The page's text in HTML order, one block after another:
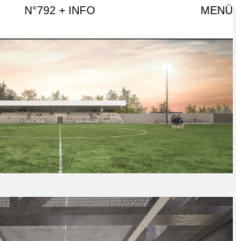
MENÜ
N°792 + INFO